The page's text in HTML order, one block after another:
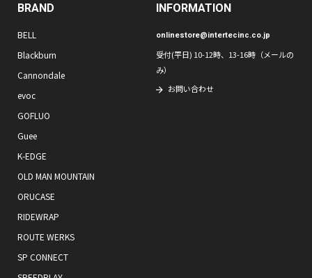
BRAND
BELL
Blackburn
Cannondale
evoc
GOFLUO
Guee
K-EDGE
OLD MAN MOUNTAIN
ORUCASE
RIDEWRAP
ROUTE WERKS
SP CONNECT
INFORMATION
onlinestore@intertecinc.co.jp
受付(平日) 10-12時、13-16時（メールの
み）
お問い合わせ